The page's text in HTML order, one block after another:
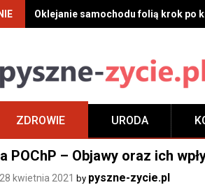
Oklejanie samochodu folią krok po
ZDROWIE URODA
POChP – Objawy oraz ich
28 kwietnia 2021 by pyszne-zycie.pl